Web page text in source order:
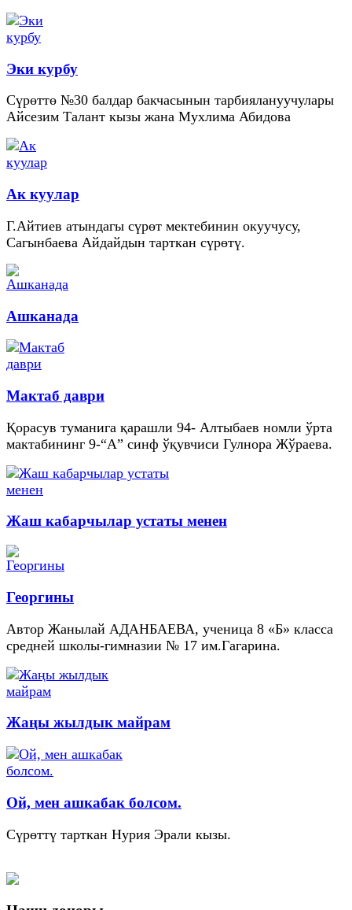
Эки курбу
Сүрөттө №30 балдар бакчасынын тарбиялануучулары
Айсезим Талант кызы жана Мухлима Абидова
Ак куулар
Г.Айтиев атындагы сүрөт мектебинин окуучусу,
Сагынбаева Айдайдын тарткан сүрөтү.
Ашканада
Мактаб даври
Қорасув туманига қарашли 94- Алтыбаев номли ўрта
мактабининг 9-“А” синф ўқувчиси Гулнора Жўраева.
Жаш кабарчылар устаты менен
Георгины
Автор Жанылай АДАНБАЕВА, ученица 8 «Б» класса
средней школы-гимназии № 17 им.Гагарина.
Жаңы жылдык майрам
Ой, мен ашкабак болсом.
Сүрөттү тарткан Нурия Эрали кызы.